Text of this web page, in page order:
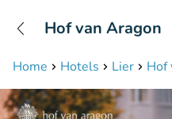
Home Hotels Lier Hof
Hof van Aragon